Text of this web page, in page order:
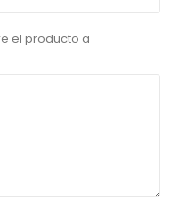
el producto a